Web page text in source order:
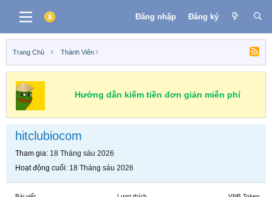
Đăng nhập Đăng ký
Trang Chủ Thành Viên
Hướng dẫn kiếm tiền đơn giản miễn phí
hitclubiocom
Tham gia 18 Tháng sáu 2026
Hoạt động cuối 18 Tháng sáu 2026